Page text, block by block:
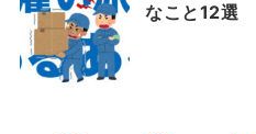
なこと12選